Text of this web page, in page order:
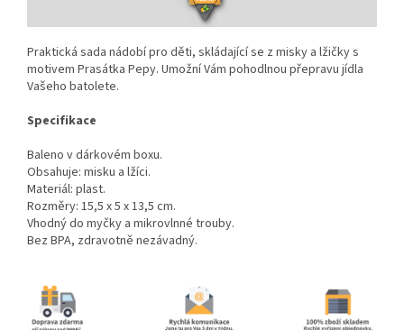
Praktická sada nádobí pro děti, skládající se z misky a lžičky s
motivem Prasátka Pepy. Umožní Vám pohodlnou přepravu jídla
Vašeho batolete.
Specifikace
Baleno v dárkovém boxu.
Obsahuje: misku a lžíci.
Materiál: plast.
Rozměry: 15,5 x 5 x 13,5 cm.
Vhodný do myčky a mikrovlnné trouby.
Bez BPA, zdravotně nezávadný.